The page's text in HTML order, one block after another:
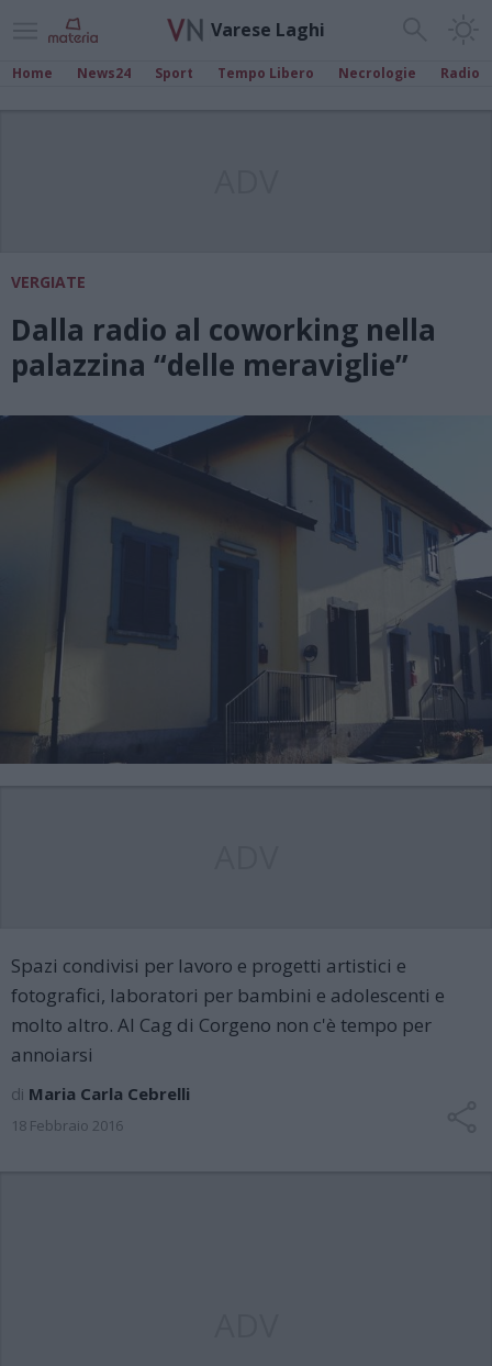
Varese Laghi
Home News24 Sport Tempo Libero Necrologie Radio
VERGIATE
Dalla radio al coworking nella
palazzina “delle meraviglie”
Spazi condivisi per lavoro e progetti artistici e
fotografici, laboratori per bambini e adolescenti e
molto altro. Al Cag di Corgeno non c'è tempo per
annoiarsi
di Maria Carla Cebrelli
18 Febbraio 2016